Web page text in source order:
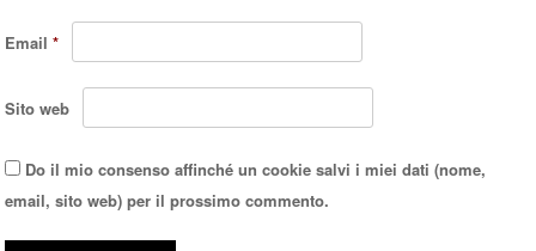
Email*
Sito web
Do il mio consenso affinché un cookie salvi i miei dati (nome,
email, sito web) per il prossimo commento.